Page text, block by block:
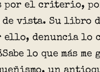
por el criterio,
vista. Su libro
ello, denuncia lo
lo que más